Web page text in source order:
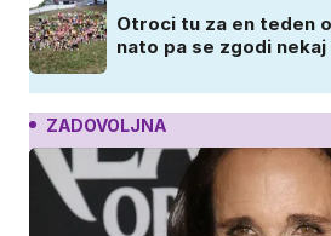
Otroci tu za en teden
nato pa se zgodi
ZADOVOLJNA